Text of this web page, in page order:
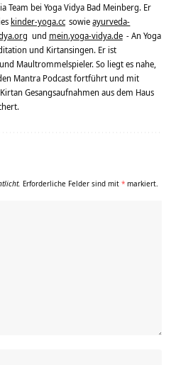
Team bei Yoga Vidya Bad Meinberg. Er
kinder-yoga.cc sowieayurveda-
und mein.yoga-vidya.de - An Yoga
und Kirtansingen. Er ist
Maultrommelspieler. So liegt es nahe,
Mantra Podcast fortführt und mit
Gesangsaufnahmen aus dem Haus
Erforderliche Felder sind mit * markiert.